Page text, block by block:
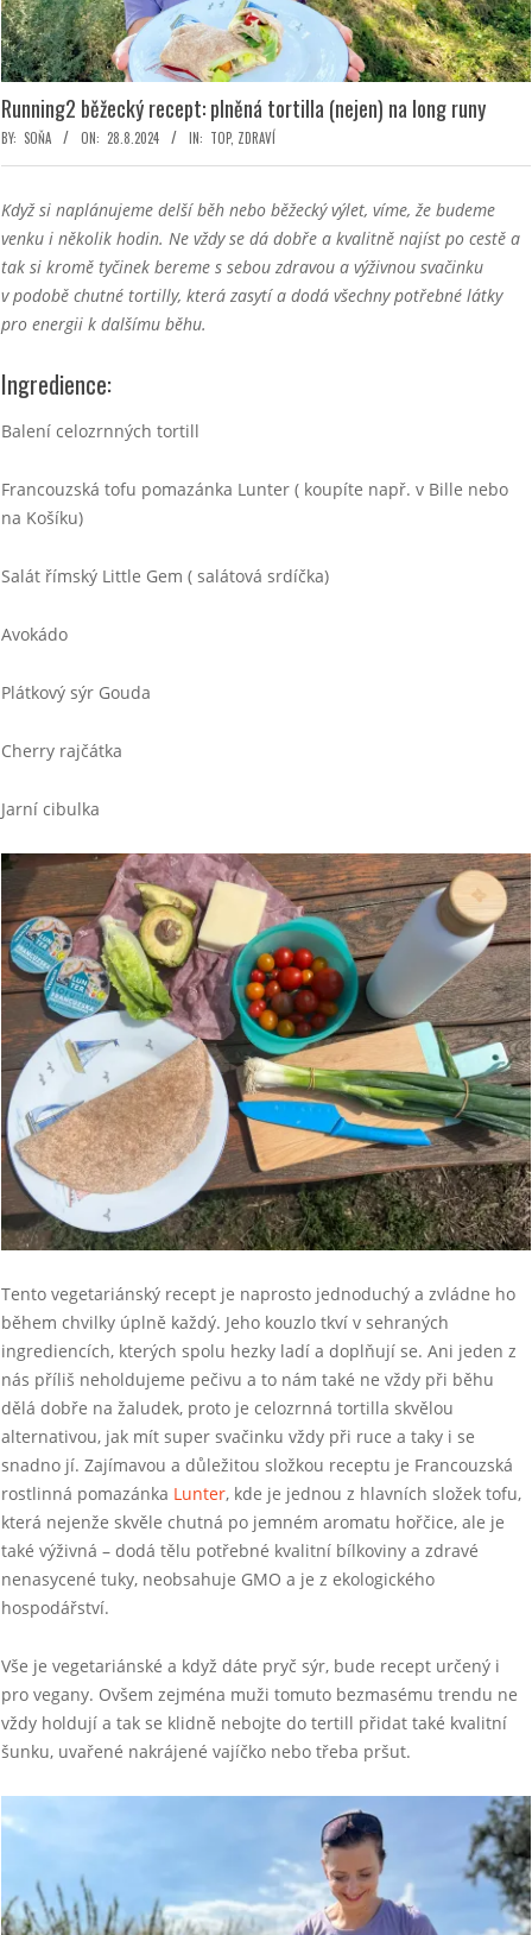
Running2 běžecký recept: plněná tortilla (nejen) na long runy
BY: SOŇA ON: 28.8.2024 IN: TOP, ZDRAVÍ
Když si naplánujeme delší běh nebo běžecký výlet, víme, že budeme
venku i několik hodin. Ne vždy se dá dobře a kvalitně najíst po cestě a
tak si kromě tyčinek bereme s sebou zdravou a výživnou svačinku
v podobě chutné tortilly, která zasytí a dodá všechny potřebné látky
pro energii k dalšímu běhu.
Ingredience:
Balení celozrnných tortill
Francouzská tofu pomazánka Lunter ( koupíte např. v Bille nebo
na Košíku)
Salát římský Little Gem ( salátová srdíčka)
Avokádo
Plátkový sýr Gouda
Cherry rajčátka
Jarní cibulka
Tento vegetariánský recept je naprosto jednoduchý a zvládne ho
během chvilky úplně každý. Jeho kouzlo tkví v sehraných
ingrediencích, kterých spolu hezky ladí a doplňují se. Ani jeden z
nás příliš neholdujeme pečivu a to nám také ne vždy při běhu
dělá dobře na žaludek, proto je celozrnná tortilla skvělou
alternativou, jak mít super svačinku vždy při ruce a taky i se
snadno jí. Zajímavou a důležitou složkou receptu je Francouzská
rostlinná pomazánka Lunter, kde je jednou z hlavních složek tofu,
která nejenže skvěle chutná po jemném aromatu hořčice, ale je
také výživná – dodá tělu potřebné kvalitní bílkoviny a zdravé
nenasycené tuky, neobsahuje GMO a je z ekologického
hospodářství.
Vše je vegetariánské a když dáte pryč sýr, bude recept určený i
pro vegany. Ovšem zejména muži tomuto bezmasému trendu ne
vždy holdují a tak se klidně nebojte do tertill přidat také kvalitní
šunku, uvařené nakrájené vajíčko nebo třeba pršut.